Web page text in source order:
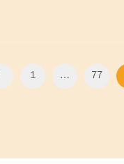
1 … 77